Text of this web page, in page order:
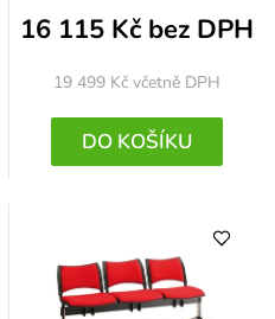
16 115 Kč bez DPH
19 499 Kč včetně DPH
DO KOŠÍKU